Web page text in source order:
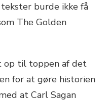
tekster burde ikke få
The Golden
op til toppen af det
for at gøre historien
at Carl Sagan